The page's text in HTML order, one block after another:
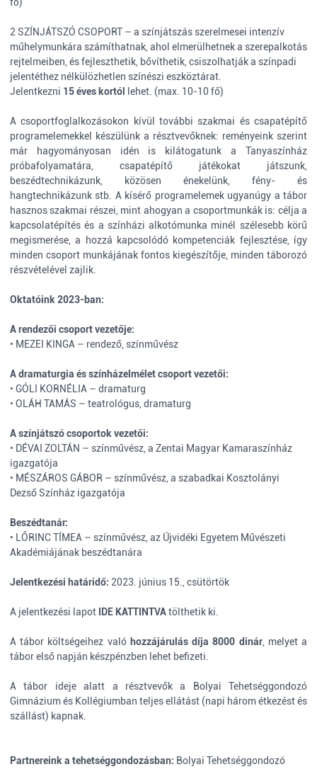
2 SZÍNJÁTSZÓ CSOPORT – a színjátszás szerelmesei intenzív
műhelymunkára számíthatnak, ahol elmerülhetnek a szerepalkotás
rejtelmeiben, és fejleszthetik, bővíthetik, csiszolhatják a színpadi
jelentéthez nélkülözhetlen színészi eszköztárat.
Jelentkezni 15 éves kortól lehet. (max. 10-10 fő)
A csoportfoglalkozásokon kívül további szakmai és csapatépítő
programelemekkel készülünk a résztvevőknek: reményeink szerint
már hagyományosan idén is kilátogatunk a Tanyaszínház
próbafolyamatára, csapatépítő játékokat játszunk,
beszédtechnikázunk, közösen énekelünk, fény- és
hangtechnikázunk stb. A kísérő programelemek ugyanúgy a tábor
hasznos szakmai részei, mint ahogyan a csoportmunkák is: célja a
kapcsolatépítés és a színházi alkotómunka minél szélesebb körű
megismerése, a hozzá kapcsolódó kompetenciák fejlesztése, így
minden csoport munkájának fontos kiegészítője, minden táborozó
részvételével zajlik.
Oktatóink 2023-ban:
A rendezői csoport vezetője:
• MEZEI KINGA – rendező, színművész
A dramaturgia és színházelmélet csoport vezetői:
• GÓLI KORNÉLIA – dramaturg
• OLÁH TAMÁS – teatrológus, dramaturg
A színjátszó csoportok vezetői:
• DÉVAI ZOLTÁN – színművész, a Zentai Magyar Kamaraszínház
igazgatója
• MÉSZÁROS GÁBOR – színművész, a szabadkai Kosztolányi
Dezső Színház igazgatója
Beszédtanár:
• LŐRINC TÍMEA – színművész, az Újvidéki Egyetem Művészeti
Akadémiájának beszédtanára
Jelentkezési határidő: 2023. június 15., csütörtök
A jelentkezési lapot IDE KATTINTVAtölthetik ki.
A tábor költségeihez valóhozzájárulás díja 8000 dinár, melyet a
tábor első napján készpénzben lehet befizeti.
A tábor ideje alatt a résztvevők a Bolyai Tehetséggondozó
Gimnázium és Kollégiumban teljes ellátást (napi három étkezést és
szállást) kapnak.
Partnereink a tehetséggondozásban: Bolyai Tehetséggondozó